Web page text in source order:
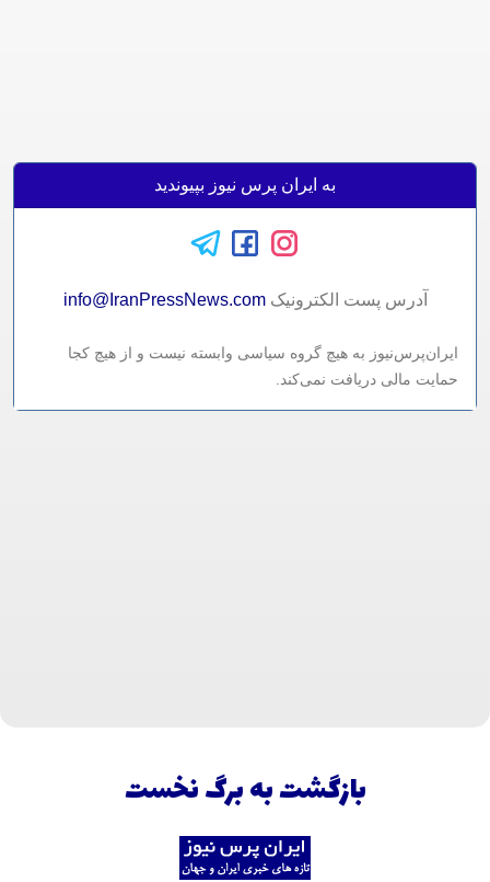
به ایران پرس نیوز بپیوندید
آدرس پست الکترونيکinfo@IranPressNews.com
ایران‌پرس‌نیوز به هیچ گروه سیاسی وابسته نیست و از هیچ کجا
حمایت مالی دریافت نمی‌کند.
بازگشت به برگ نخست